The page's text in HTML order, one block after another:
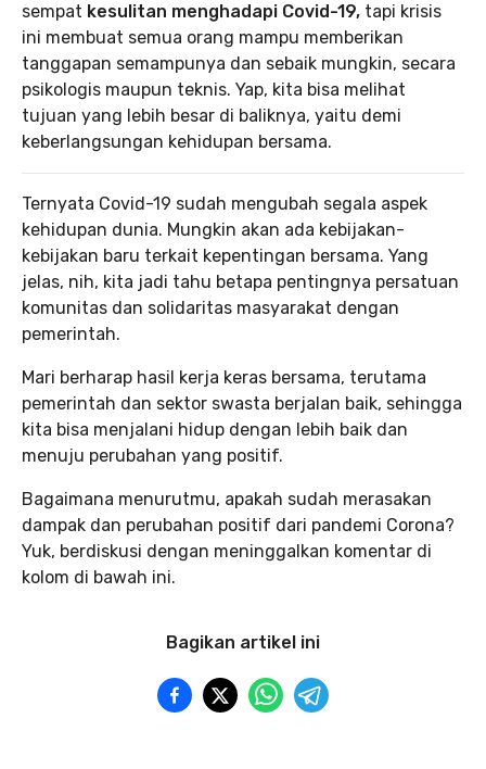
sempat kesulitan menghadapi Covid-19, tapi krisis
ini membuat semua orang mampu memberikan
tanggapan semampunya dan sebaik mungkin, secara
psikologis maupun teknis. Yap, kita bisa melihat
tujuan yang lebih besar di baliknya, yaitu demi
keberlangsungan kehidupan bersama.
Ternyata Covid-19 sudah mengubah segala aspek
kehidupan dunia. Mungkin akan ada kebijakan-
kebijakan baru terkait kepentingan bersama. Yang
jelas, nih, kita jadi tahu betapa pentingnya persatuan
komunitas dan solidaritas masyarakat dengan
pemerintah.
Mari berharap hasil kerja keras bersama, terutama
pemerintah dan sektor swasta berjalan baik, sehingga
kita bisa menjalani hidup dengan lebih baik dan
menuju perubahan yang positif.
Bagaimana menurutmu, apakah sudah merasakan
dampak dan perubahan positif dari pandemi Corona?
Yuk, berdiskusi dengan meninggalkan komentar di
kolom di bawah ini.
Bagikan artikel ini